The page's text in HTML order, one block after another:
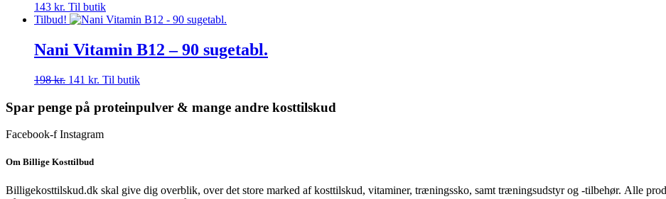
143 kr. Til butik
Tilbud!
Nani Vitamin B12 – 90 sugetabl.
198kr. Den
pris
var:
198 kr..
141 kr. Den
pris
141 kr..
Til butik
Spar penge på proteinpulver & mange andre kosttilskud
Facebook-f Instagram
Om Billige Kosttilbud
Billigekosttilskud.dk skal give dig overblik, over det store marked af kosttilskud, vitaminer, træningssko, samt træningsudstyr og -tilbehør. Alle